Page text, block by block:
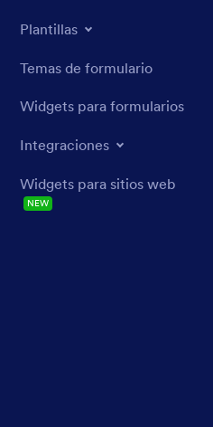
Plantillas
Temas de formulario
Widgets para formularios
Integraciones
Widgets para sitios web
NEW